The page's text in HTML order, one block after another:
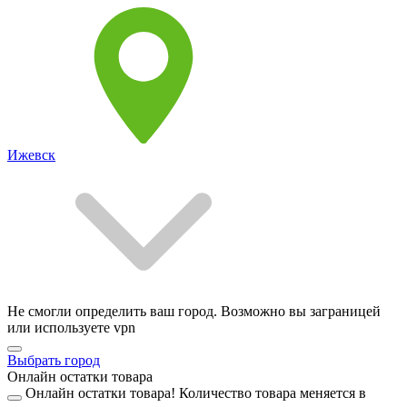
Ижевск
Не смогли определить ваш город. Возможно вы заграницей
или используете vpn
Выбрать город
Онлайн остатки товара
Онлайн остатки товара! Количество товара меняется в